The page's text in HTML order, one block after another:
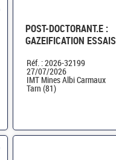
POST-DOCTORANT.E :
GAZEIFICATION ESSAIS
mois H/F
Réf. : 2026-32199
27/07/2026
IMT Mines Albi Carmaux
Tarn (81)